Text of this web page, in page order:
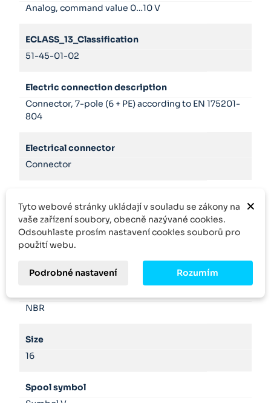
Analog, command value 0…10 V
ECLASS_13_Classification
51-45-01-02
Electric connection description
Connector, 7-pole (6 + PE) according to EN 175201-
804
Electrical connector
Connector
HL,HLP
Product family
NBR
Size
16
Spool symbol
×
Tyto webové stránky ukládají v souladu se zákony na
vaše zařízení soubory, obecně nazývané cookies.
Odsouhlaste prosím nastavení cookies souborů pro
použití webu.
Podrobné nastavení Rozumím